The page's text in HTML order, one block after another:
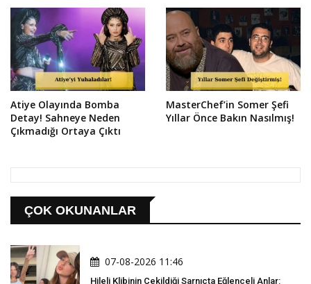
Atiye Olayında Bomba
Detay! Sahneye Neden
Çıkmadığı Ortaya Çıktı
MasterChef’in Somer Şefi
Yıllar Önce Bakın Nasılmış!
ÇOK OKUNANLAR
07-08-2026 11:46
Hileli Klibinin Çekildiği Sarnıçta Eğlenceli Anlar: